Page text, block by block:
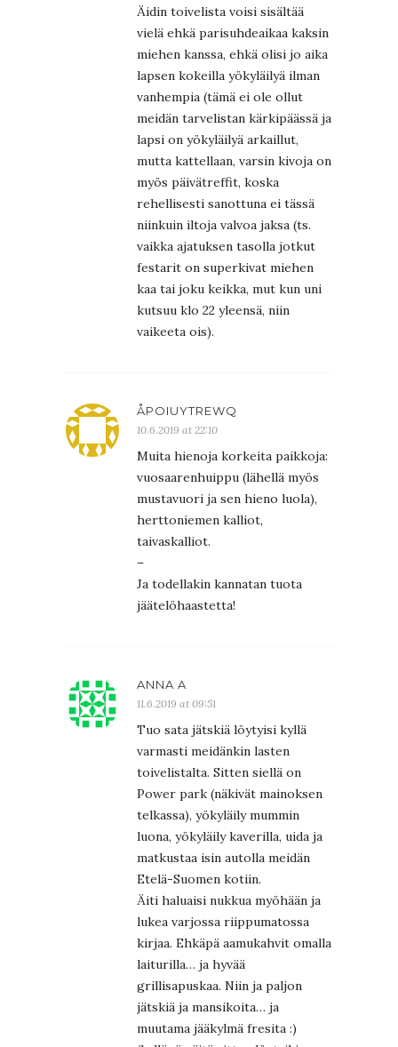
Äidin toivelista voisi sisältää
vielä ehkä parisuhdeaikaa kaksin
miehen kanssa, ehkä olisi jo aika
lapsen kokeilla yökyläilyä ilman
vanhempia (tämä ei ole ollut
meidän tarvelistan kärkipäässä ja
lapsi on yökyläilyä arkaillut,
mutta kattellaan, varsin kivoja on
myös päivätreffit, koska
rehellisesti sanottuna ei tässä
niinkuin iltoja valvoa jaksa (ts.
vaikka ajatuksen tasolla jotkut
festarit on superkivat miehen
kaa tai joku keikka, mut kun uni
kutsuu klo 22 yleensä, niin
vaikeeta ois).
ÅPOIUYTREWQ
10.6.2019 at 22:10
Muita hienoja korkeita paikkoja:
vuosaarenhuippu (lähellä myös
mustavuori ja sen hieno luola),
herttoniemen kalliot,
taivaskalliot.
–
Ja todellakin kannatan tuota
jäätelöhaastetta!
ANNA A
11.6.2019 at 09:51
Tuo sata jätskiä löytyisi kyllä
varmasti meidänkin lasten
toivelistalta. Sitten siellä on
Power park (näkivät mainoksen
telkassa), yökyläily mummin
luona, yökyläily kaverilla, uida ja
matkustaa isin autolla meidän
Etelä-Suomen kotiin.
Äiti haluaisi nukkua myöhään ja
lukea varjossa riippumatossa
kirjaa. Ehkäpä aamukahvit omalla
laiturilla… ja hyvää
grillisapuskaa. Niin ja paljon
jätskiä ja mansikoita… ja
muutama jääkylmä fresita :)